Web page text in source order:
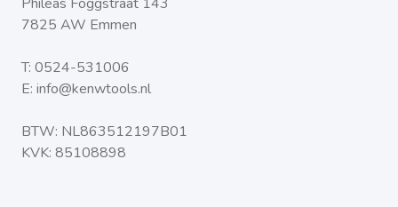
7825 AW Emmen
T: 0524-531006
E: info@kenwtools.nl
BTW: NL863512197B01
KVK: 85108898